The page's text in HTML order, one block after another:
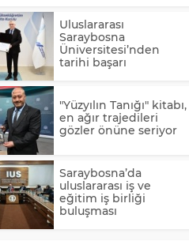
Uluslararası
Saraybosna
Üniversitesi’nden
tarihi başarı
"Yüzyılın Tanığı" kitabı,
en ağır trajedileri
gözler önüne seriyor
Saraybosna’da
uluslararası iş ve
eğitim iş birliği
buluşması